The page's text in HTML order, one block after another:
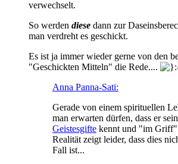
verwechselt.
So werden diese dann zur
man verdreht es geschickt.
Es ist ja immer wieder gerne von den
"Geschickten Mitteln" die Rede....
Anna Panna-Sati:
Gerade von einem spirituellen
man erwarten dürfen, dass er
Geistesgifte kennt und "im Griff"
Realität zeigt leider, dass dies
Fall ist...